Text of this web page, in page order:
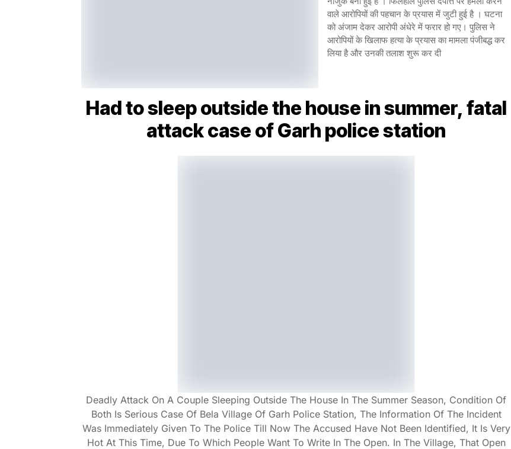
वाले आरोपियों की पहचान के प्रयास में जुटी हुई है । घटना
को अंजाम देकर आरोपी अंधेरे में फरार हो गए। पुलिस ने
आरोपियों के खिलाफ हत्या के प्रयास का मामला पंजीबद्ध कर
लिया है और उनकी तलाश शुरू कर दी
Had to sleep outside the house in summer, fatal
attack case of Garh police station
Deadly Attack On A Couple Sleeping Outside The House In The Summer Season, Condition Of
Both Is Serious Case Of Bela Village Of Garh Police Station, The Information Of The Incident
Was Immediately Given To The Police Till Now The Accused Have Not Been Identified, It Is Very
Hot At This Time, Due To Which People Want To Write In The Open. In The Village, That Open